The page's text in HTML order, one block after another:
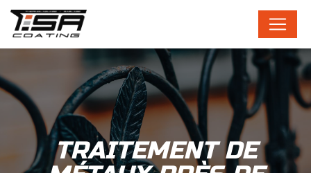
TRAITEMENT DE
Panneau de gestion des cookies